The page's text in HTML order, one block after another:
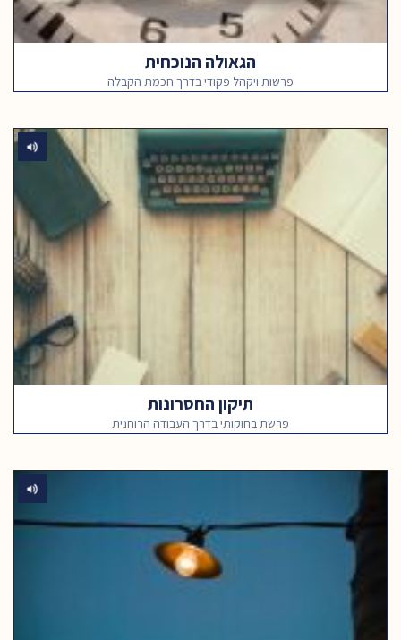
הגאולה הנוכחית
פרשות ויקהל פקודי בדרך חכמת הקבלה
תיקון החסרונות
פרשת בחוקותי בדרך העבודה הרוחנית